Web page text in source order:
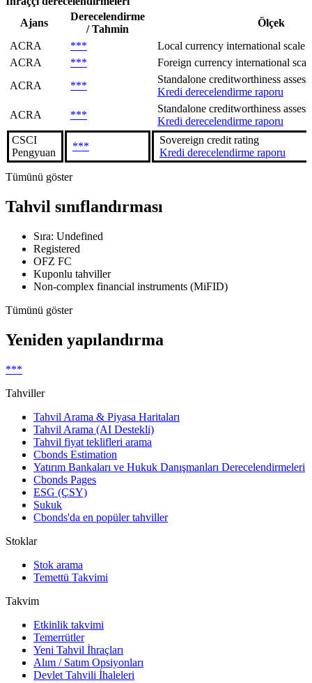
Ajans
Derecelendirme
/ Tahmin
Ölçek
ACRA
***
Local currency international scale
ACRA
***
Foreign currency international
ACRA
***
Standalone creditworthiness
Kredi derecelendirme raporu
ACRA
***
Standalone creditworthiness
Kredi derecelendirme raporu
CSCI
Pengyuan
***
Sovereign сredit rating
Kredi derecelendirme raporu
Tümünü göster
Tahvil sınıflandırması
Sıra: Undefined
Registered
OFZ FC
Kuponlu tahviller
Non-complex financial instruments (MiFID)
Tümünü göster
Yeniden yapılandırma
***
Tahviller
Tahvil Arama & Piyasa Haritaları
Tahvil Arama (AI Destekli)
Tahvil fiyat teklifleri arama
Cbonds Estimation
Yatırım Bankaları ve Hukuk Danışmanları Derecelendirmeleri
Cbonds Pages
ESG (ÇSY)
Sukuk
Cbonds'da en popüler tahviller
Stoklar
Stok arama
Temettü Takvimi
Takvim
Etkinlik takvimi
Temerrütler
Yeni Tahvil İhraçları
Alım / Satım Opsiyonları
Devlet Tahvili İhaleleri